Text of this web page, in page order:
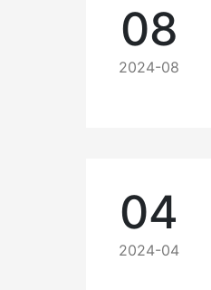
08
2024-08
04
2024-04